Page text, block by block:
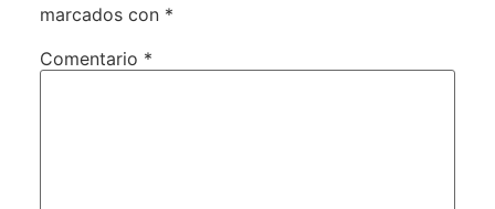
marcados con *
Comentario *